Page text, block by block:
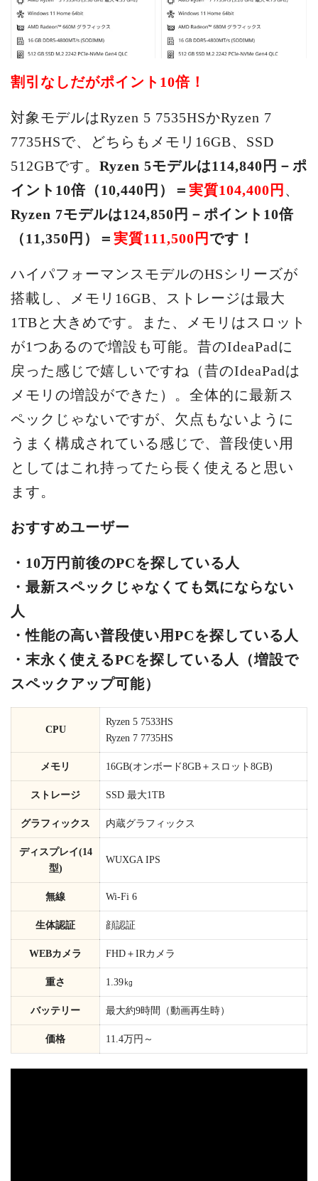
割引なしだがポイント10倍！
対象モデルはRyzen 5 7535HSかRyzen 7
7735HSで、どちらもメモリ16GB、SSD
512GBです。 Ryzen 5モデルは114,840円－ポ
イント10倍（10,440円）＝ 実質104,400円 、
Ryzen 7モデルは124,850円－ポイント10倍
（11,350円）＝ 実質111,500円 です！
ハイパフォーマンスモデルのHSシリーズが
搭載し、メモリ16GB、ストレージは最大
1TBと大きめです。また、メモリはスロット
が1つあるので増設も可能。昔のIdeaPadに
戻った感じで嬉しいですね（昔のIdeaPadは
メモリの増設ができた）。全体的に最新ス
ペックじゃないですが、欠点もないように
うまく構成されている感じで、普段使い用
としてはこれ持ってたら長く使えると思い
ます。
おすすめユーザー
・10万円前後のPCを探している人
・最新スペックじゃなくても気にならない
人
・性能の高い普段使い用PCを探している人
・末永く使えるPCを探している人（増設で
スペックアップ可能）
CPU
Ryzen 5 7533HS
Ryzen 7 7735HS
メモリ 16GB(オンボード8GB＋スロット8GB)
ストレージ SSD 最大1TB
グラフィックス 内蔵グラフィックス
ディスプレイ(14
型)
WUXGA IPS
無線 Wi-Fi 6
生体認証 顔認証
WEBカメラ FHD＋IRカメラ
重さ 1.39㎏
バッテリー 最大約9時間（動画再生時）
価格 11.4万円～